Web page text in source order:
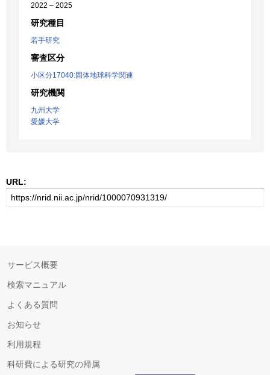
2022 – 2025
研究種目
若手研究
審査区分
小区分17040:固体地球科学関連
研究機関
九州大学
愛媛大学
URL:
サービス概要
検索マニュアル
よくある質問
お知らせ
利用規程
科研費による研究の帰属